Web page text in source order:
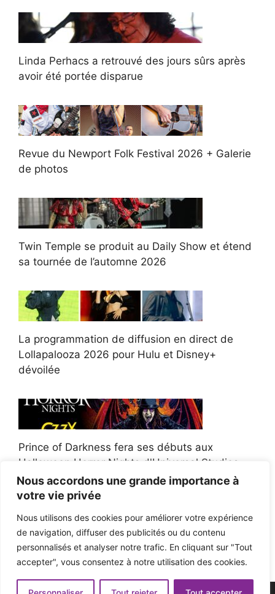
Nous accordons une grande importance à
votre vie privée
Nous utilisons des cookies pour améliorer votre expérience
de navigation, diffuser des publicités ou du contenu
personnalisés et analyser notre trafic. En cliquant sur "Tout
accepter", vous consentez à notre utilisation des cookies.
Linda Perhacs a retrouvé des jours sûrs après
avoir été portée disparue
Revue du Newport Folk Festival 2026 + Galerie
de photos
Twin Temple se produit au Daily Show et étend
sa tournée de l’automne 2026
La programmation de diffusion en direct de
Lollapalooza 2026 pour Hulu et Disney+
dévoilée
Prince of Darkness fera ses débuts aux
Halloween Horror Nights d'Universal Studios
Afroman poursuit un policier de l'Ohio après la
victoire du jury en diffamation